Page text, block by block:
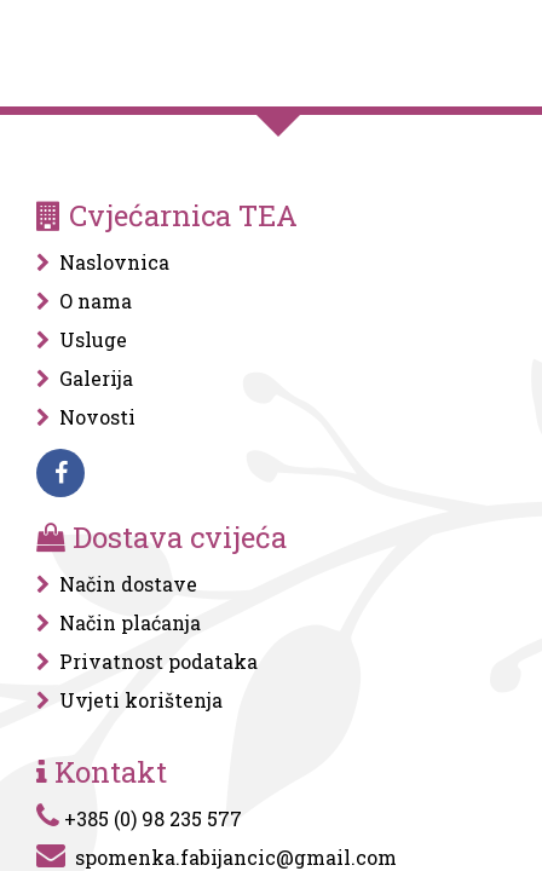
Cvjećarnica TEA
Naslovnica
O nama
Usluge
Galerija
Novosti
Dostava cvijeća
Način dostave
Način plaćanja
Privatnost podataka
Uvjeti korištenja
Kontakt
+385 (0) 98 235 577
spomenka.fabijancic@gmail.com